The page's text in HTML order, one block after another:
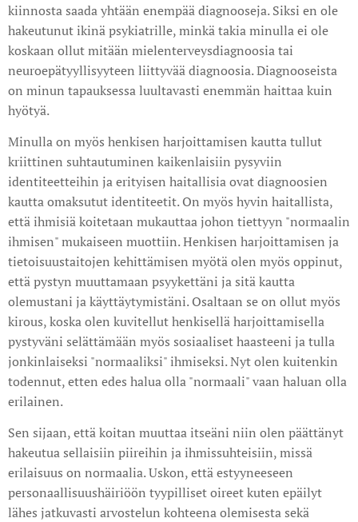
kiinnosta saada yhtään enempää diagnooseja. Siksi en ole
hakeutunut ikinä psykiatrille, minkä takia minulla ei ole
koskaan ollut mitään mielenterveysdiagnoosia tai
neuroepätyyllisyyteen liittyvää diagnoosia. Diagnooseista
on minun tapauksessa luultavasti enemmän haittaa kuin
hyötyä.
Minulla on myös henkisen harjoittamisen kautta tullut
kriittinen suhtautuminen kaikenlaisiin pysyviin
identiteetteihin ja erityisen haitallisia ovat diagnoosien
kautta omaksutut identiteetit. On myös hyvin haitallista,
että ihmisiä koitetaan mukauttaa johon tiettyyn "normaalin
ihmisen" mukaiseen muottiin. Henkisen harjoittamisen ja
tietoisuustaitojen kehittämisen myötä olen myös oppinut,
että pystyn muuttamaan psyykettäni ja sitä kautta
olemustani ja käyttäytymistäni. Osaltaan se on ollut myös
kirous, koska olen kuvitellut henkisellä harjoittamisella
pystyväni selättämään myös sosiaaliset haasteeni ja tulla
jonkinlaiseksi "normaaliksi" ihmiseksi. Nyt olen kuitenkin
todennut, etten edes halua olla "normaali" vaan haluan olla
erilainen.
Sen sijaan, että koitan muuttaa itseäni niin olen päättänyt
hakeutua sellaisiin piireihin ja ihmissuhteisiin, missä
erilaisuus on normaalia. Uskon, että estyyneeseen
personaallisuushäiriöön tyypilliset oireet kuten epäilyt
lähes jatkuvasti arvostelun kohteena olemisesta sekä